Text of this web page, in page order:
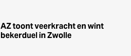
AZ toont veerkracht en wint
bekerduel in Zwolle